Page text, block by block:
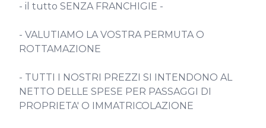
- il tutto SENZA FRANCHIGIE -
- VALUTIAMO LA VOSTRA PERMUTA O
ROTTAMAZIONE
- TUTTI I NOSTRI PREZZI SI INTENDONO AL
NETTO DELLE SPESE PER PASSAGGI DI
PROPRIETA' O IMMATRICOLAZIONE